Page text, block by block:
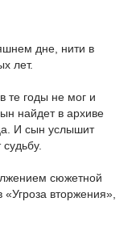
дне, нити в
лет.
те годы не мог и
найдет в архиве
И сын услышит
сюжетной
вторжения»,